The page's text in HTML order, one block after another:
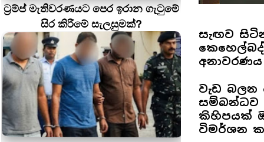
ට්‍රම්ප් මැතිවරණයට පෙර ඉරාන ගැටුමේ
සිර කිරීමේ සැලසුමක්?
සැඟව
වැඩ බලන
සම්බන්ධව
කිහිපයක්
විමර්ශන